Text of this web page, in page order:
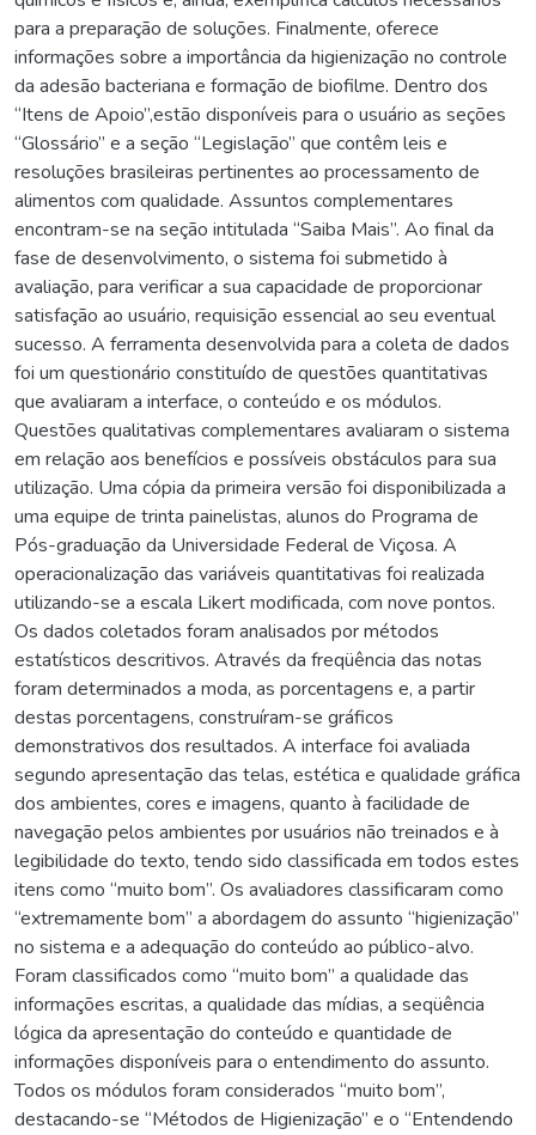
para a preparação de soluções. Finalmente, oferece
informações sobre a importância da higienização no controle
da adesão bacteriana e formação de biofilme. Dentro dos
“Itens de Apoio”,estão disponíveis para o usuário as seções
“Glossário” e a seção “Legislação” que contêm leis e
resoluções brasileiras pertinentes ao processamento de
alimentos com qualidade. Assuntos complementares
encontram-se na seção intitulada “Saiba Mais”. Ao final da
fase de desenvolvimento, o sistema foi submetido à
avaliação, para verificar a sua capacidade de proporcionar
satisfação ao usuário, requisição essencial ao seu eventual
sucesso. A ferramenta desenvolvida para a coleta de dados
foi um questionário constituído de questões quantitativas
que avaliaram a interface, o conteúdo e os módulos.
Questões qualitativas complementares avaliaram o sistema
em relação aos benefícios e possíveis obstáculos para sua
utilização. Uma cópia da primeira versão foi disponibilizada a
uma equipe de trinta painelistas, alunos do Programa de
Pós-graduação da Universidade Federal de Viçosa. A
operacionalização das variáveis quantitativas foi realizada
utilizando-se a escala Likert modificada, com nove pontos.
Os dados coletados foram analisados por métodos
estatísticos descritivos. Através da freqüência das notas
foram determinados a moda, as porcentagens e, a partir
destas porcentagens, construíram-se gráficos
demonstrativos dos resultados. A interface foi avaliada
segundo apresentação das telas, estética e qualidade gráfica
dos ambientes, cores e imagens, quanto à facilidade de
navegação pelos ambientes por usuários não treinados e à
legibilidade do texto, tendo sido classificada em todos estes
itens como “muito bom”. Os avaliadores classificaram como
“extremamente bom” a abordagem do assunto “higienização”
no sistema e a adequação do conteúdo ao público-alvo.
Foram classificados como “muito bom” a qualidade das
informações escritas, a qualidade das mídias, a seqüência
lógica da apresentação do conteúdo e quantidade de
informações disponíveis para o entendimento do assunto.
Todos os módulos foram considerados “muito bom”,
destacando-se “Métodos de Higienização” e o “Entendendo